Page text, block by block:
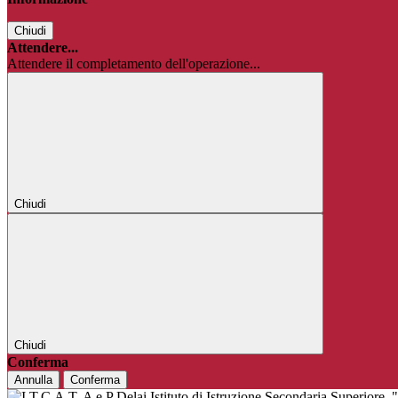
Chiudi
Attendere...
Attendere il completamento dell'operazione...
Chiudi
Chiudi
Conferma
Annulla Conferma